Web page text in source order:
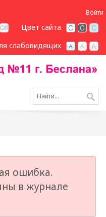
Войти
Цвет сайта
слабовидящих
ошибка.
в журнале